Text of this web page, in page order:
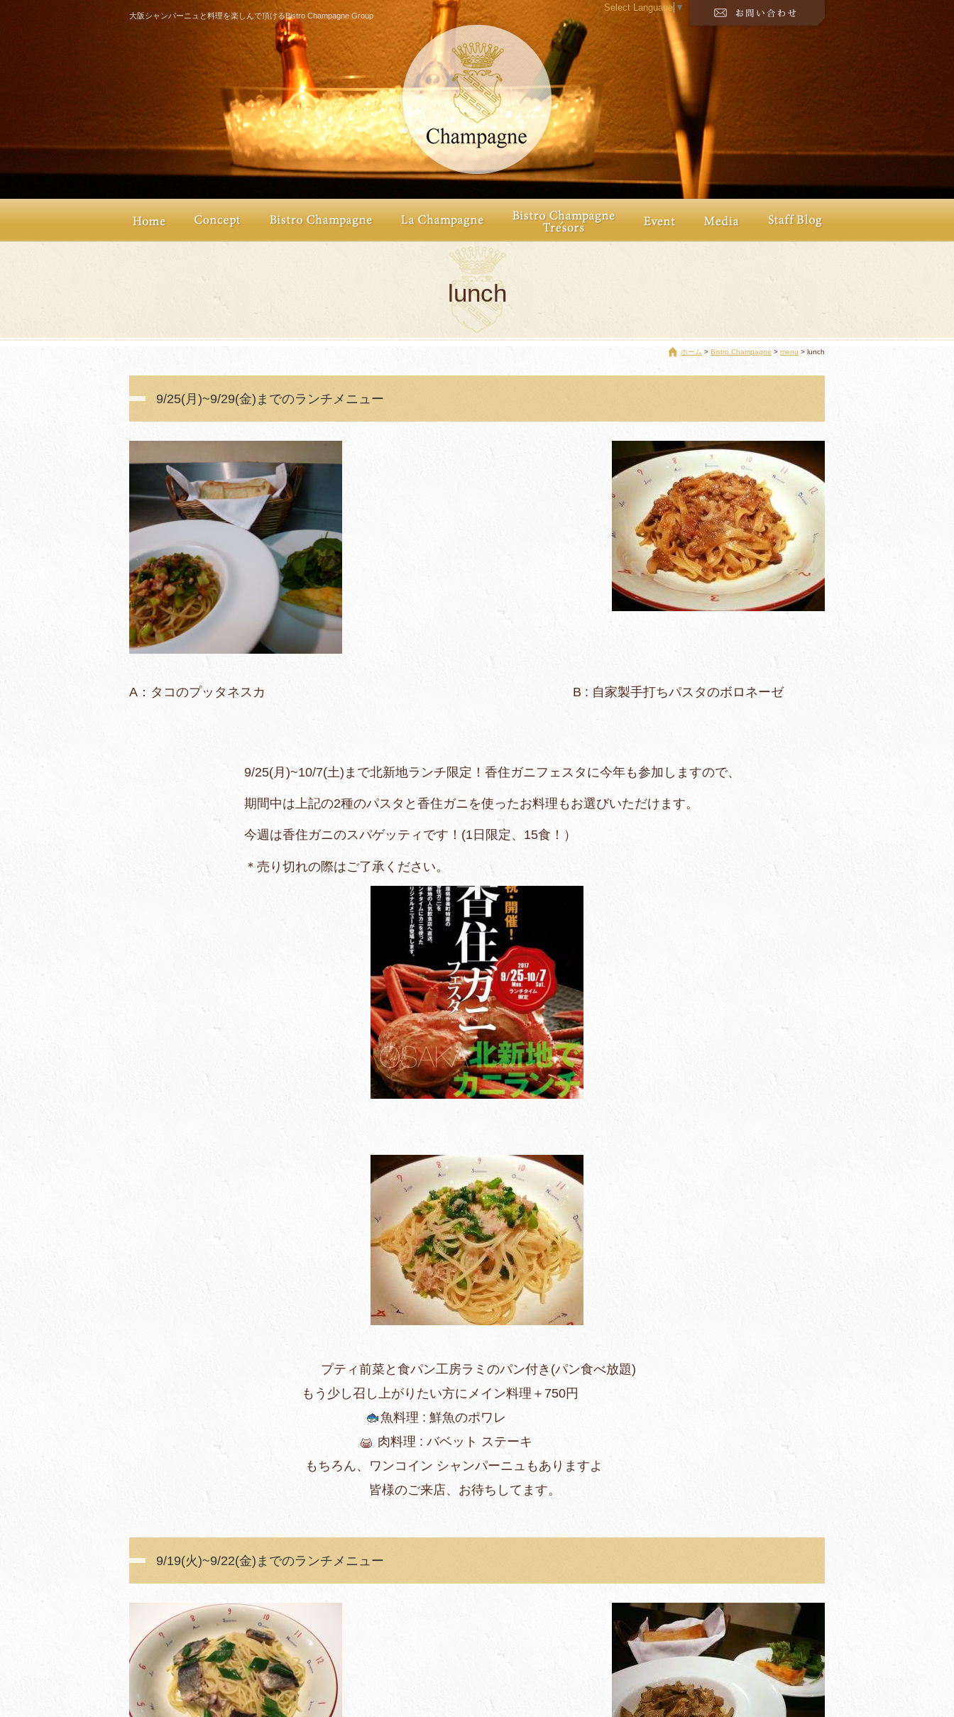
大阪シャンパーニュと料理を楽しんで頂けるBistro Champagne Group
Select Language ▼
lunch
ホーム Bistro Champagne menu lunch
9/25(月)~9/29(金)までのランチメニュー
A：タコのプッタネスカ B : 自家製手打ちパスタのボロネーゼ
9/25(月)~10/7(土)まで北新地ランチ限定！香住ガニフェスタに今年も参加しますので、
期間中は上記の2種のパスタと香住ガニを使ったお料理もお選びいただけます。
今週は香住ガニのスパゲッティです！(1日限定、15食！）
＊売り切れの際はご了承ください。
プティ前菜と食パン工房ラミのパン付き(パン食べ放題)
もう少し召し上がりたい方にメイン料理＋750円
魚料理 : 鮮魚のポワレ
肉料理 : バベット ステーキ
もちろん、ワンコイン シャンパーニュもありますよ
皆様のご来店、お待ちしてます。
9/19(火)~9/22(金)までのランチメニュー